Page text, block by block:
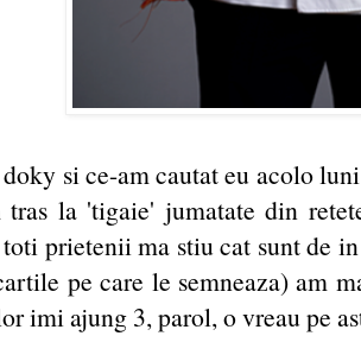
si ce-am cautat eu acolo
tras la 'tigaie' jumatate din
prietenii ma stiu cat sunt de
pe care le semneaza) am
imi ajung 3, parol, o vreau pe